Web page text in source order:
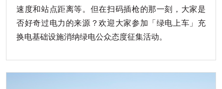
速度和站点距离等。但在扫码插枪的那一刻，大家是
否好奇过电力的来源？欢迎大家参加「绿电上车」充
换电基础设施消纳绿电公众态度征集活动。